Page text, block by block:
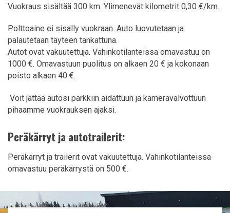
Vuokraus sisältää 300 km. Ylimenevät kilometrit 0,30 €/km.
Polttoaine ei sisälly vuokraan. Auto luovutetaan ja
palautetaan täyteen tankattuna.
Autot ovat vakuutettuja. Vahinkotilanteissa omavastuu on
1000 €. Omavastuun puolitus on alkaen 20 € ja kokonaan
poisto alkaen 40 €.
Voit jättää autosi parkkiin aidattuun ja kameravalvottuun
pihaamme vuokrauksen ajaksi.
Peräkärryt ja autotrailerit:
Peräkärryt ja trailerit ovat vakuutettuja. Vahinkotilanteissa
omavastuu peräkärrystä on 500 €.